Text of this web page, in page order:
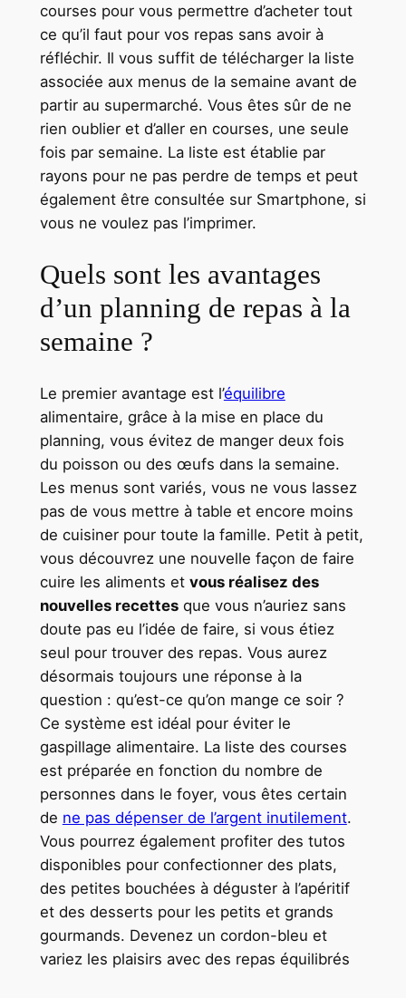
courses pour vous permettre d’acheter tout
ce qu’il faut pour vos repas sans avoir à
réfléchir. Il vous suffit de télécharger la liste
associée aux menus de la semaine avant de
partir au supermarché. Vous êtes sûr de ne
rien oublier et d’aller en courses, une seule
fois par semaine. La liste est établie par
rayons pour ne pas perdre de temps et peut
également être consultée sur Smartphone, si
vous ne voulez pas l’imprimer.
Quels sont les avantages
d’un planning de repas à la
semaine ?
Le premier avantage est l’équilibre
alimentaire, grâce à la mise en place du
planning, vous évitez de manger deux fois
du poisson ou des œufs dans la semaine.
Les menus sont variés, vous ne vous lassez
pas de vous mettre à table et encore moins
de cuisiner pour toute la famille. Petit à petit,
vous découvrez une nouvelle façon de faire
cuire les aliments et vous réalisez des
nouvelles recettesque vous n’auriez sans
doute pas eu l’idée de faire, si vous étiez
seul pour trouver des repas. Vous aurez
désormais toujours une réponse à la
question : qu’est-ce qu’on mange ce soir ?
Ce système est idéal pour éviter le
gaspillage alimentaire. La liste des courses
est préparée en fonction du nombre de
personnes dans le foyer, vous êtes certain
de ne pas dépenser de l’argent inutilement.
Vous pourrez également profiter des tutos
disponibles pour confectionner des plats,
des petites bouchées à déguster à l’apéritif
et des desserts pour les petits et grands
gourmands. Devenez un cordon-bleu et
variez les plaisirs avec des repas équilibrés